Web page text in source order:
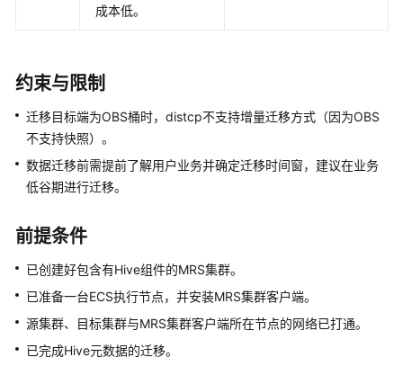
方
案
介
绍
数
据
移
MRS
前
息
收
成本低。
约束与限制
迁移目标端为OBS桶时，distcp不支持增量迁移方式（因为OBS
不支持快照）。
数据迁移前需提前了解用户业务并确定迁移时间窗，建议在业务
低谷期进行迁移。
前提条件
已创建好包含有Hive组件的MRS集群。
已准备一台ECS执行节点，并安装MRS集群客户端。
源集群、目标集群与MRS集群客户端所在节点的网络已打通。
已完成Hive元数据的迁移。